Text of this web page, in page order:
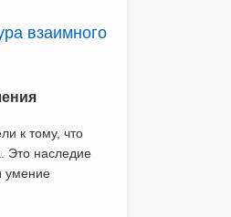
взаимного
к тому, что
Это наследие
умение